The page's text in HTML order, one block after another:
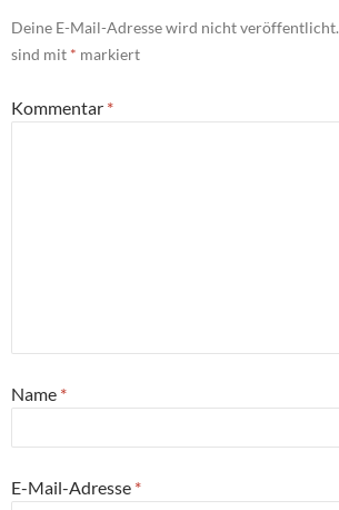
Deine E-Mail-Adresse wird nicht veröffentlicht.
sind mit * markiert
Kommentar *
Name *
E-Mail-Adresse *